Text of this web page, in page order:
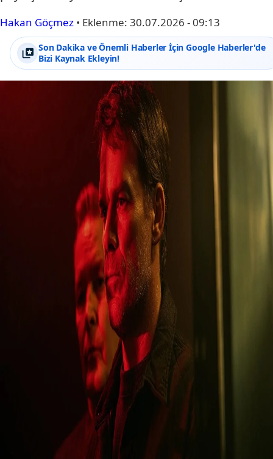
Hakan Göçmez • Eklenme: 30.07.2026 - 09:13
Son Dakika ve Önemli Haberler İçin Google Haberler'de
Bizi Kaynak Ekleyin!